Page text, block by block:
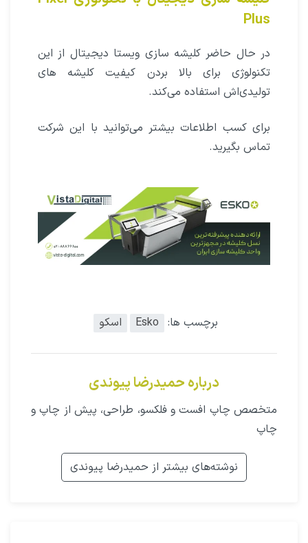
Plus
در حال حاضر کلیشه سازی ویستا دیجیتال از این
تکنولوژی برای بالا بردن کیفیت کلیشه های
تولیدی‌اش استفاده می‌کند.
برای کسب اطلاعات بیشتر می‌توانید با این شرکت
تماس بگیرید.
برچسب ها: Esko اسکو
درباره حمیدرضا پیوندی
متخصص چاپ افست و فلکسو، طراحی، پیش از چاپ و
چاپ
نوشته‌های بیشتر از حمیدرضا پیوندی